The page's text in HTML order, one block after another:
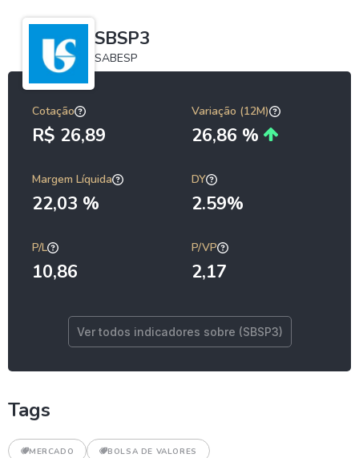
SBSP3
SABESP
Cotação
R$ 26,89
Variação (12M)
26,86 %
Margem Líquida
22,03 %
DY
2.59%
P/L
10,86
P/VP
2,17
Ver todos indicadores sobre (SBSP3)
Tags
MERCADO BOLSA DE VALORES